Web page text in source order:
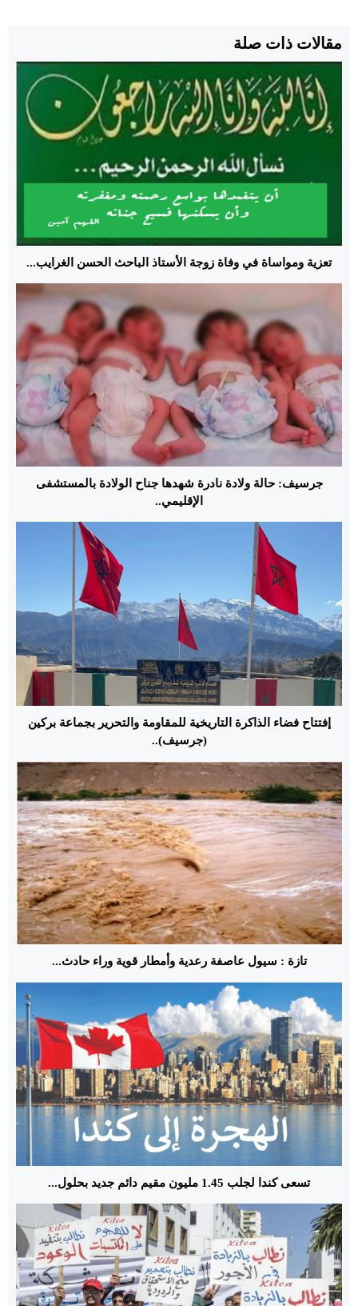
مقالات ذات صلة
تعزية ومواساة في وفاة زوجة الأستاذ الباحث الحسن الغرايب...
جرسيف: حالة ولادة نادرة شهدها جناح الولادة بالمستشفى
الإقليمي..
إفتتاح فضاء الذاكرة التاريخية للمقاومة والتحرير بجماعة بركين
(جرسيف)..
تازة : سيول عاصفة رعدية وأمطار قوية وراء حادث...
تسعى كندا لجلب 1.45 مليون مقيم دائم جديد بحلول...